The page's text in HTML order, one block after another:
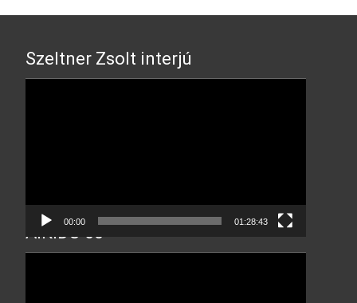
Szeltner Zsolt interjú
00:00 01:28:43
AIKIDO 60